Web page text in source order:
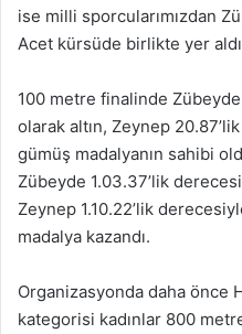
ise milli sporcularımızdan
Acet kürsüde birlikte yer
100 metre finalinde
olarak altın, Zeynep
gümüş madalyanın sahibi
Zübeyde 1.03.37’lik
Zeynep 1.10.22’lik
madalya kazandı.
Organizasyonda daha önce
kategorisi kadınlar 800